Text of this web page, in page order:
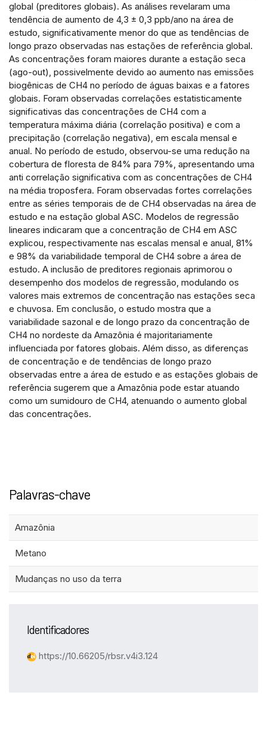
global (preditores globais). As análises revelaram uma
tendência de aumento de 4,3 ± 0,3 ppb/ano na área de
estudo, significativamente menor do que as tendências de
longo prazo observadas nas estações de referência global.
As concentrações foram maiores durante a estação seca
(ago-out), possivelmente devido ao aumento nas emissões
biogênicas de CH4 no período de águas baixas e a fatores
globais. Foram observadas correlações estatisticamente
significativas das concentrações de CH4 com a
temperatura máxima diária (correlação positiva) e com a
precipitação (correlação negativa), em escala mensal e
anual. No período de estudo, observou-se uma redução na
cobertura de floresta de 84% para 79%, apresentando uma
anti correlação significativa com as concentrações de CH4
na média troposfera. Foram observadas fortes correlações
entre as séries temporais de de CH4 observadas na área de
estudo e na estação global ASC. Modelos de regressão
lineares indicaram que a concentração de CH4 em ASC
explicou, respectivamente nas escalas mensal e anual, 81%
e 98% da variabilidade temporal de CH4 sobre a área de
estudo. A inclusão de preditores regionais aprimorou o
desempenho dos modelos de regressão, modulando os
valores mais extremos de concentração nas estações seca
e chuvosa. Em conclusão, o estudo mostra que a
variabilidade sazonal e de longo prazo da concentração de
CH4 no nordeste da Amazônia é majoritariamente
influenciada por fatores globais. Além disso, as diferenças
de concentração e de tendências de longo prazo
observadas entre a área de estudo e as estações globais de
referência sugerem que a Amazônia pode estar atuando
como um sumidouro de CH4, atenuando o aumento global
das concentrações.
Palavras-chave
Amazônia
Metano
Mudanças no uso da terra
Identificadores
https://10.66205/rbsr.v4i3.124